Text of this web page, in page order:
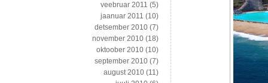
veebruar 2011 (5)
jaanuar 2011 (10)
detsember 2010 (7)
november 2010 (18)
oktoober 2010 (10)
september 2010 (7)
august 2010 (11)